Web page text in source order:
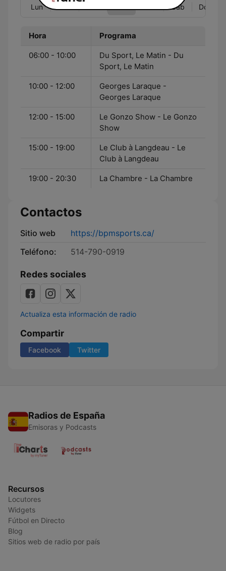
Lun Sáb Dom
Hora Programa
06:00 - 10:00
Du Sport, Le Matin - Du
Sport, Le Matin
10:00 - 12:00
Georges Laraque -
Georges Laraque
12:00 - 15:00
Le Gonzo Show - Le Gonzo
Show
15:00 - 19:00
Le Club à Langdeau - Le
Club à Langdeau
19:00 - 20:30 La Chambre - La Chambre
Contactos
Sitio web
https://bpmsports.ca/
Teléfono:
514-790-0919
Redes sociales
Actualiza esta información de radio
Compartir
Facebook Twitter
Radios de España
Emisoras y Podcasts
Recursos
Locutores
Widgets
Fútbol en Directo
Blog
Sitios web de radio por país